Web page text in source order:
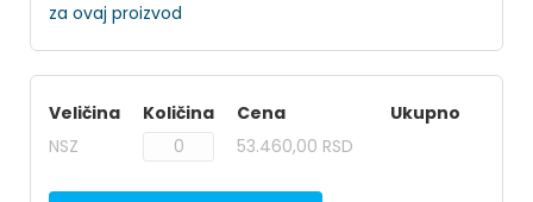
za ovaj proizvod
Veličina Količina Cena
Ukupno
NSZ
53.460,00 RSD